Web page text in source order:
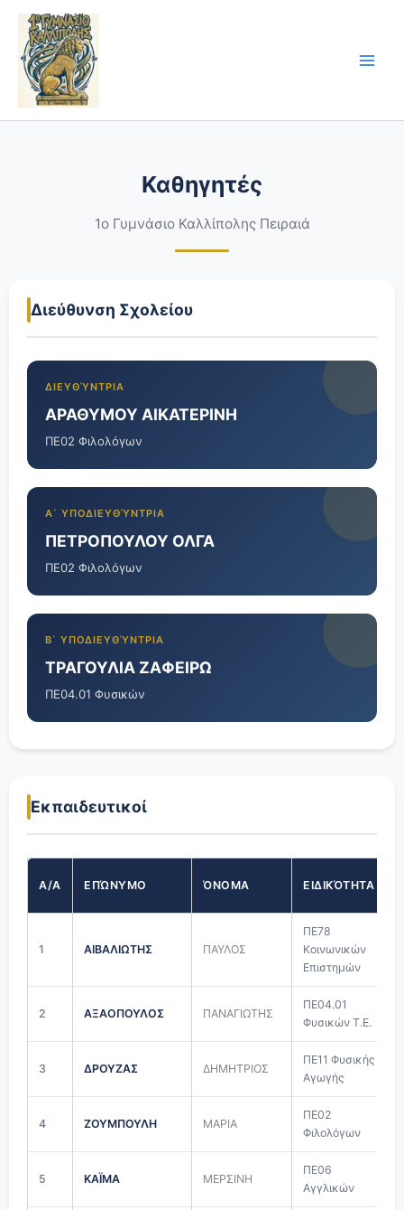
Skip
content
Καθηγητές
1ο Γυμνάσιο Καλλίπολης Πειραιά
Διεύθυνση Σχολείου
ΔΙΕΥΘΎΝΤΡΙΑ
ΑΡΑΘΥΜΟΥ ΑΙΚΑΤΕΡΙΝΗ
ΠΕ02 Φιλολόγων
Α΄ ΥΠΟΔΙΕΥΘΎΝΤΡΙΑ
ΠΕΤΡΟΠΟΥΛΟΥ ΟΛΓΑ
ΠΕ02 Φιλολόγων
Β΄ ΥΠΟΔΙΕΥΘΎΝΤΡΙΑ
ΤΡΑΓΟΥΛΙΑ ΖΑΦΕΙΡΩ
ΠΕ04.01 Φυσικών
Εκπαιδευτικοί
Α/Α ΕΠΏΝΥΜΟ ΌΝΟΜΑ ΕΙΔΙΚΌΤΗΤΑ
1 ΑΙΒΑΛΙΩΤΗΣ ΠΑΥΛΟΣ
ΠΕ78
Κοινωνικών
Επιστημών
2 ΑΞΑΟΠΟΥΛΟΣ ΠΑΝΑΓΙΩΤΗΣ
ΠΕ04.01
Φυσικών Τ.Ε.
3 ΔΡΟΥΖΑΣ ΔΗΜΗΤΡΙΟΣ
ΠΕ11 Φυσικής
Αγωγής
4 ΖΟΥΜΠΟΥΛΗ ΜΑΡΙΑ
ΠΕ02
Φιλολόγων
5 ΚΑΪΜΑ ΜΕΡΣΙΝΗ
ΠΕ06
Αγγλικών